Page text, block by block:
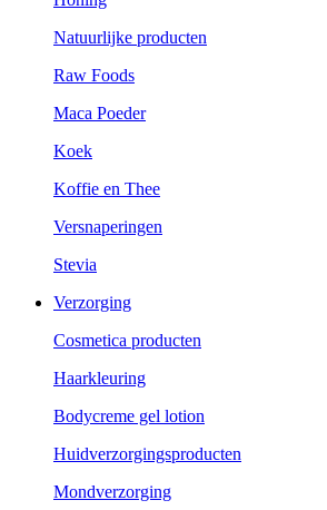
Natuurlijke producten
Raw Foods
Maca Poeder
Koek
Koffie en Thee
Versnaperingen
Stevia
Verzorging
Cosmetica producten
Haarkleuring
Bodycreme gel lotion
Huidverzorgingsproducten
Mondverzorging